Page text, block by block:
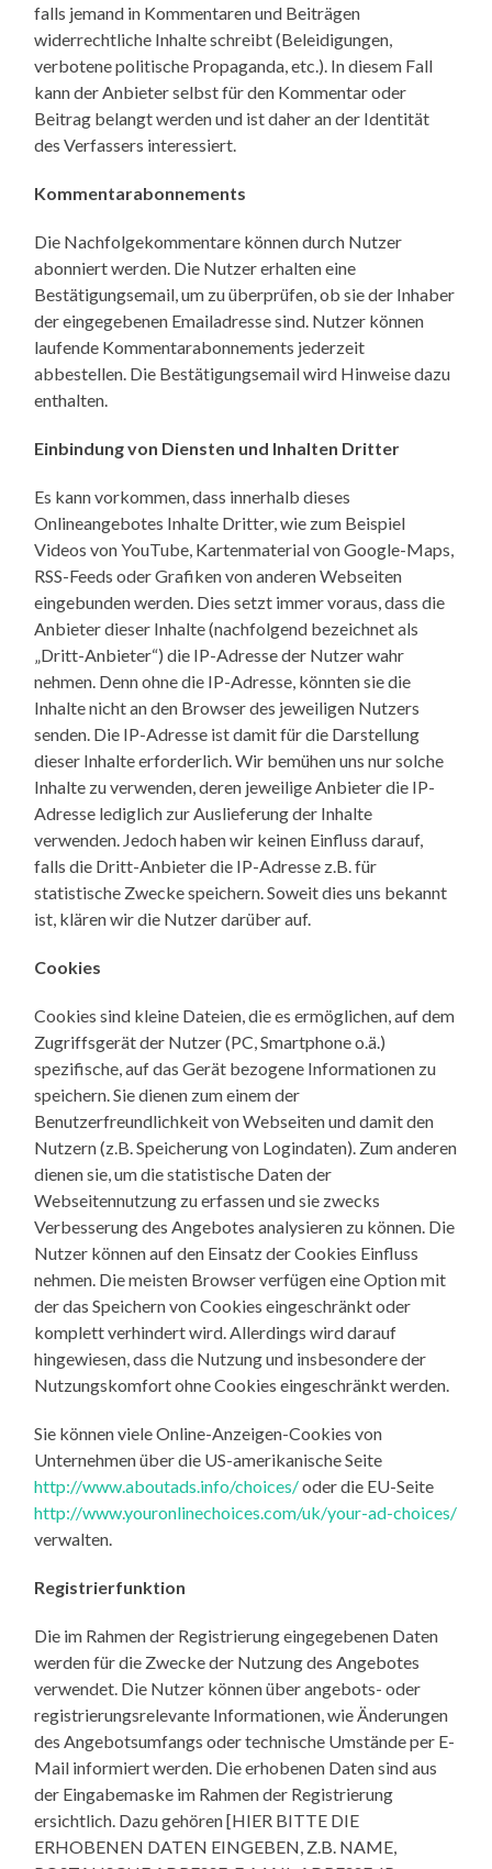
falls jemand in Kommentaren und Beiträgen
widerrechtliche Inhalte schreibt (Beleidigungen,
verbotene politische Propaganda, etc.). In diesem Fall
kann der Anbieter selbst für den Kommentar oder
Beitrag belangt werden und ist daher an der Identität
des Verfassers interessiert.
Kommentarabonnements
Die Nachfolgekommentare können durch Nutzer
abonniert werden. Die Nutzer erhalten eine
Bestätigungsemail, um zu überprüfen, ob sie der Inhaber
der eingegebenen Emailadresse sind. Nutzer können
laufende Kommentarabonnements jederzeit
abbestellen. Die Bestätigungsemail wird Hinweise dazu
enthalten.
Einbindung von Diensten und Inhalten Dritter
Es kann vorkommen, dass innerhalb dieses
Onlineangebotes Inhalte Dritter, wie zum Beispiel
Videos von YouTube, Kartenmaterial von Google-Maps,
RSS-Feeds oder Grafiken von anderen Webseiten
eingebunden werden. Dies setzt immer voraus, dass die
Anbieter dieser Inhalte (nachfolgend bezeichnet als
„Dritt-Anbieter“) die IP-Adresse der Nutzer wahr
nehmen. Denn ohne die IP-Adresse, könnten sie die
Inhalte nicht an den Browser des jeweiligen Nutzers
senden. Die IP-Adresse ist damit für die Darstellung
dieser Inhalte erforderlich. Wir bemühen uns nur solche
Inhalte zu verwenden, deren jeweilige Anbieter die IP-
Adresse lediglich zur Auslieferung der Inhalte
verwenden. Jedoch haben wir keinen Einfluss darauf,
falls die Dritt-Anbieter die IP-Adresse z.B. für
statistische Zwecke speichern. Soweit dies uns bekannt
ist, klären wir die Nutzer darüber auf.
Cookies
Cookies sind kleine Dateien, die es ermöglichen, auf dem
Zugriffsgerät der Nutzer (PC, Smartphone o.ä.)
spezifische, auf das Gerät bezogene Informationen zu
speichern. Sie dienen zum einem der
Benutzerfreundlichkeit von Webseiten und damit den
Nutzern (z.B. Speicherung von Logindaten). Zum anderen
dienen sie, um die statistische Daten der
Webseitennutzung zu erfassen und sie zwecks
Verbesserung des Angebotes analysieren zu können. Die
Nutzer können auf den Einsatz der Cookies Einfluss
nehmen. Die meisten Browser verfügen eine Option mit
der das Speichern von Cookies eingeschränkt oder
komplett verhindert wird. Allerdings wird darauf
hingewiesen, dass die Nutzung und insbesondere der
Nutzungskomfort ohne Cookies eingeschränkt werden.
Sie können viele Online-Anzeigen-Cookies von
Unternehmen über die US-amerikanische Seite
http://www.aboutads.info/choices/oder die EU-Seite
http://www.youronlinechoices.com/uk/your-ad-choices/
verwalten.
Registrierfunktion
Die im Rahmen der Registrierung eingegebenen Daten
werden für die Zwecke der Nutzung des Angebotes
verwendet. Die Nutzer können über angebots- oder
registrierungsrelevante Informationen, wie Änderungen
des Angebotsumfangs oder technische Umstände per E-
Mail informiert werden. Die erhobenen Daten sind aus
der Eingabemaske im Rahmen der Registrierung
ersichtlich. Dazu gehören [HIER BITTE DIE
ERHOBENEN DATEN EINGEBEN, Z.B. NAME,